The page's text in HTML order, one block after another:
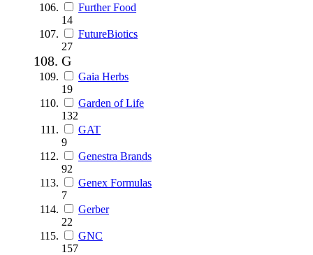
Further Food
14
FutureBiotics
27
G
Gaia Herbs
19
Garden of Life
132
GAT
9
Genestra Brands
92
Genex Formulas
7
Gerber
22
GNC
157